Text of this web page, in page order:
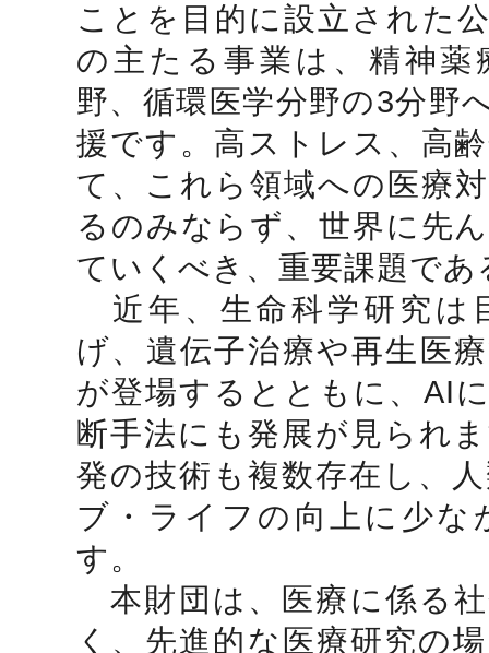
ことを目的に設立された
の主たる事業は、精神薬
野、循環医学分野の3分野
援です。高ストレス、高
て、これら領域への医療
るのみならず、世界に先
ていくべき、重要課題で
近年、生命科学研究は
げ、遺伝子治療や再生医
が登場するとともに、AI
断手法にも発展が見られ
発の技術も複数存在し、
ブ・ライフの向上に少な
す。
本財団は、医療に係る
く、先進的な医療研究の